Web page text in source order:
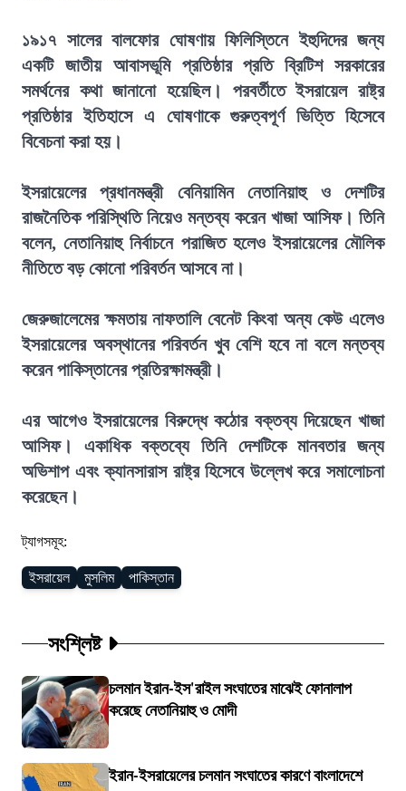
১৯১৭ সালের বালফোর ঘোষণায় ফিলিস্তিনে ইহুদিদের জন্য
একটি জাতীয় আবাসভূমি প্রতিষ্ঠার প্রতি ব্রিটিশ সরকারের
সমর্থনের কথা জানানো হয়েছিল। পরবর্তীতে ইসরায়েল রাষ্ট্র
প্রতিষ্ঠার ইতিহাসে এ ঘোষণাকে গুরুত্বপূর্ণ ভিত্তি হিসেবে
বিবেচনা করা হয়।
ইসরায়েলের প্রধানমন্ত্রী বেনিয়ামিন নেতানিয়াহু ও দেশটির
রাজনৈতিক পরিস্থিতি নিয়েও মন্তব্য করেন খাজা আসিফ। তিনি
বলেন, নেতানিয়াহু নির্বাচনে পরাজিত হলেও ইসরায়েলের মৌলিক
নীতিতে বড় কোনো পরিবর্তন আসবে না।
জেরুজালেমের ক্ষমতায় নাফতালি বেনেট কিংবা অন্য কেউ এলেও
ইসরায়েলের অবস্থানের পরিবর্তন খুব বেশি হবে না বলে মন্তব্য
করেন পাকিস্তানের প্রতিরক্ষামন্ত্রী।
এর আগেও ইসরায়েলের বিরুদ্ধে কঠোর বক্তব্য দিয়েছেন খাজা
আসিফ। একাধিক বক্তব্যে তিনি দেশটিকে মানবতার জন্য
অভিশাপ এবং ক্যানসারাস রাষ্ট্র হিসেবে উল্লেখ করে সমালোচনা
করেছেন।
ট্যাগসমূহ:
ইসরায়েল মুসলিম পাকিস্তান
সংশ্লিষ্ট
চলমান ইরান-ইস'রাইল সংঘাতের মাঝেই ফোনালাপ
করেছে নেতানিয়াহু ও মোদী
ইরান-ইসরায়েলের চলমান সংঘাতের কারণে বাংলাদেশে